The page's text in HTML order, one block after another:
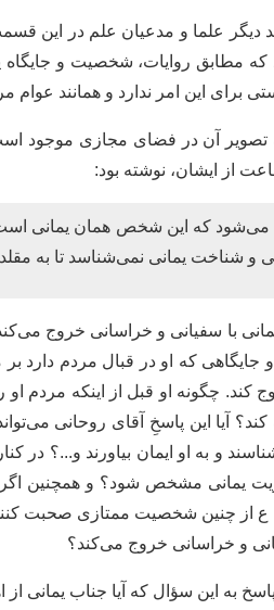
دیگر علما و مدعیان علم در این
که مطابق روایات، شخصیت و
برای این امر ندارد و همانند
تصویر آن در فضای مجازی موجود
از ایشان، نوشته بود:
که این شخص همان یمانی است یا
و شناخت یمانی نمی‌شناسد تا به
با سفیانی و خراسانی خروج
و جایگاهی که او در قبال مردم
چگونه او قبل از اینکه مردم او
آیا این پاسخِ آقای روحانی
و به او ایمان بیاورند و...؟
هویت یمانی مشخص شود؟ و همچنین
از چنین شخصیت ممتازی صحبت کنند
و خراسانی خروج می‌کند؟